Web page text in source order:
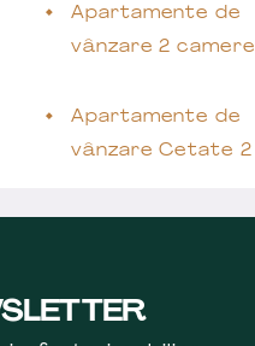
Apartamente de
vânzare 2 camere
Apartamente de
vânzare Cetate 2